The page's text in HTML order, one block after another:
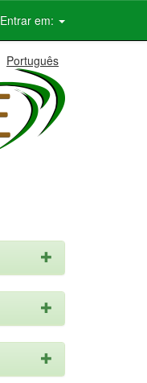
Entrar em:
Português